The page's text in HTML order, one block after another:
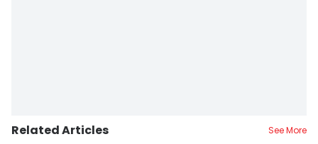
Related Articles See More